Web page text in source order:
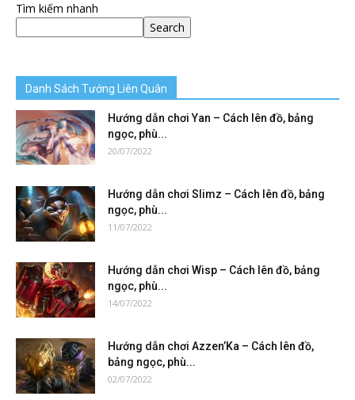
Tìm kiếm nhanh
Search
Danh Sách Tướng Liên Quân
Hướng dẫn chơi Yan – Cách lên đồ, bảng
ngọc, phù...
20/07/2022
Hướng dẫn chơi Slimz – Cách lên đồ, bảng
ngọc, phù...
11/07/2022
Hướng dẫn chơi Wisp – Cách lên đồ, bảng
ngọc, phù...
14/07/2022
Hướng dẫn chơi Azzen’Ka – Cách lên đồ,
bảng ngọc, phù...
02/07/2022